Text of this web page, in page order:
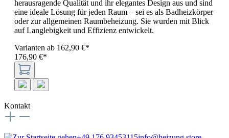
herausragende Qualität und ihr elegantes Design aus und sind
eine ideale Lösung für jeden Raum – sei es als Badheizkörper
oder zur allgemeinen Raumbeheizung. Sie wurden mit Blick
auf Langlebigkeit und Effizienz entwickelt.
Varianten ab 162,90 €*
176,90 €*
Kontakt